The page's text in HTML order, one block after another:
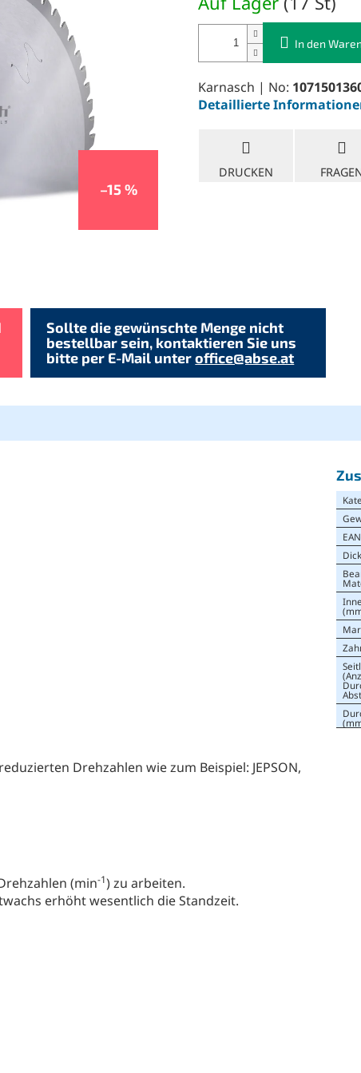
–15 %
In den
Karnasch | No:
Detaillierte
DRUCKEN
Sollte die gewünschte Menge nicht
bestellbar sein, kontaktieren Sie uns
bitte per E-Mail unteroffice@abse.at
Drehzahlen wie zum Beispiel: JEPSON,
(min-1) zu arbeiten.
erhöht wesentlich die Standzeit.
EAN